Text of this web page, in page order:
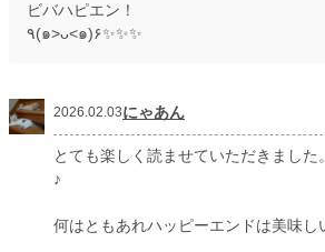
ビバハピエン！
٩(๑>ᴗ<๑)۶✨✨✨
2026.02.03にゃあん
とても楽しく読ませていただきまし
♪
何はともあれハッピーエンドは美味し